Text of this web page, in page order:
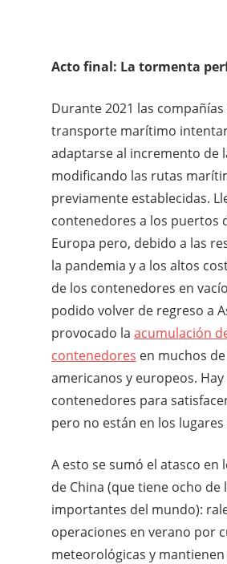
Acto final: La tormenta
Durante 2021 las compañías
transporte marítimo
adaptarse al incremento de
modificando las rutas
previamente establecidas.
contenedores a los puertos
Europa pero, debido a las
la pandemia y a los altos
de los contenedores en
podido volver de regreso a
provocado la acumulación
contenedores en muchos
americanos y europeos.
contenedores para
pero no están en los
A esto se sumó el atasco en
de China (que tiene ocho de
importantes del mundo):
operaciones en verano por
meteorológicas y